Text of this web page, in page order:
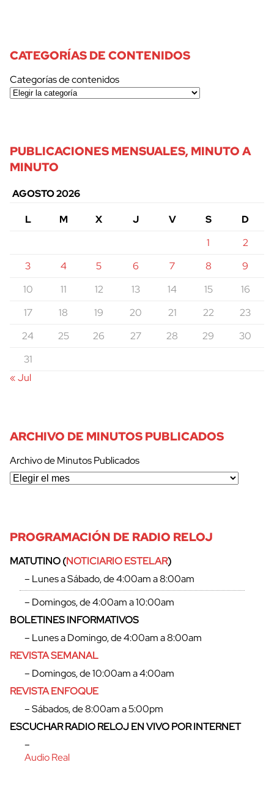
cerrar
CATEGORÍAS DE CONTENIDOS
Categorías de contenidos
PUBLICACIONES MENSUALES, MINUTO A
MINUTO
AGOSTO 2026
L
M X J V S
D
1
2
3
4 5 6 7 8
9
10
11 12 13 14 15
16
17
18 19 20 21 22
23
24
25 26 27 28 29
30
31
« Jul
ARCHIVO DE MINUTOS PUBLICADOS
Archivo de Minutos Publicados
PROGRAMACIÓN DE RADIO RELOJ
MATUTINO (NOTICIARIO ESTELAR)
– Lunes a Sábado, de 4:00am a 8:00am
– Domingos, de 4:00am a 10:00am
BOLETINES INFORMATIVOS
– Lunes a Domingo, de 4:00am a 8:00am
REVISTA SEMANAL
– Domingos, de 10:00am a 4:00am
REVISTA ENFOQUE
– Sábados, de 8:00am a 5:00pm
ESCUCHAR RADIO RELOJ EN VIVO POR INTERNET
–
Audio Real